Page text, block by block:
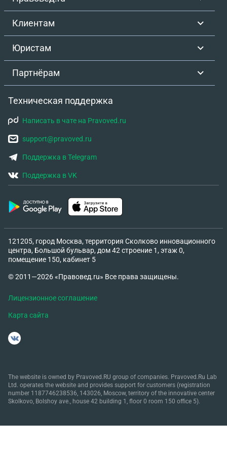
Клиентам
Юристам
Партнёрам
Техническая поддержка
Написать в чате на Pravoved.ru
support@pravoved.ru
Поддержка в Telegram
Поддержка в VK
121205, город Москва, территория Сколково инновационного
центра, Большой бульвар, дом 42 строение 1, этаж 0,
помещение 150, кабинет 5
© 2011—2026 «Правовед.ru» Все права защищены.
Лицензионное соглашение
Карта сайта
The website is owned by Pravoved.RU group of companies. Pravoved.Ru Lab
Ltd. operates the website and provides support for customers (registration
number 1187746238536, 143026, Moscow, territory of the innovative center
Skolkovo, Bolshoy ave., house 42 building 1, floor 0 room 150 office 5).